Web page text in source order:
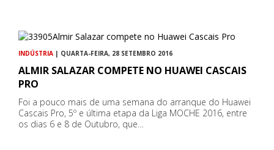
INDÚSTRIA | QUARTA-FEIRA, 28 SETEMBRO 2016
ALMIR SALAZAR COMPETE NO HUAWEI CASCAIS
PRO
Foi a pouco mais de uma semana do arranque do Huawei
Cascais Pro, 5º e última etapa da Liga MOCHE 2016, entre
os dias 6 e 8 de Outubro, que…